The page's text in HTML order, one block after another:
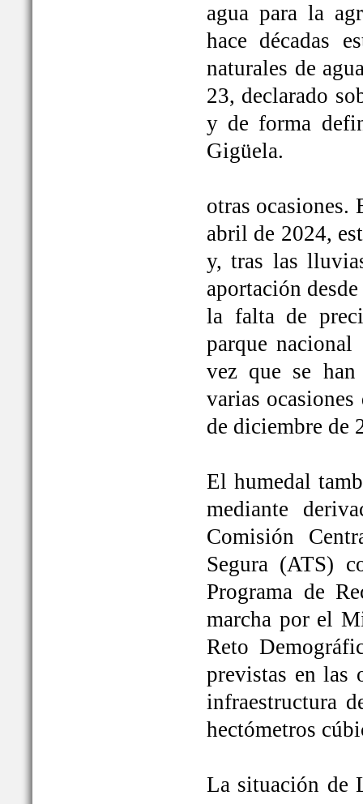
agua para la
hace décadas
naturales de
23, declarado
y de forma
Gigüela.
otras ocasiones.
abril de 2024,
y, tras las
aportación
la falta de
parque
vez que se
varias
de diciembre de
El humedal
mediante
Comisión
Segura (ATS)
Programa de
marcha por el
Reto
previstas en las
infraestructura
hectómetros
La situación de